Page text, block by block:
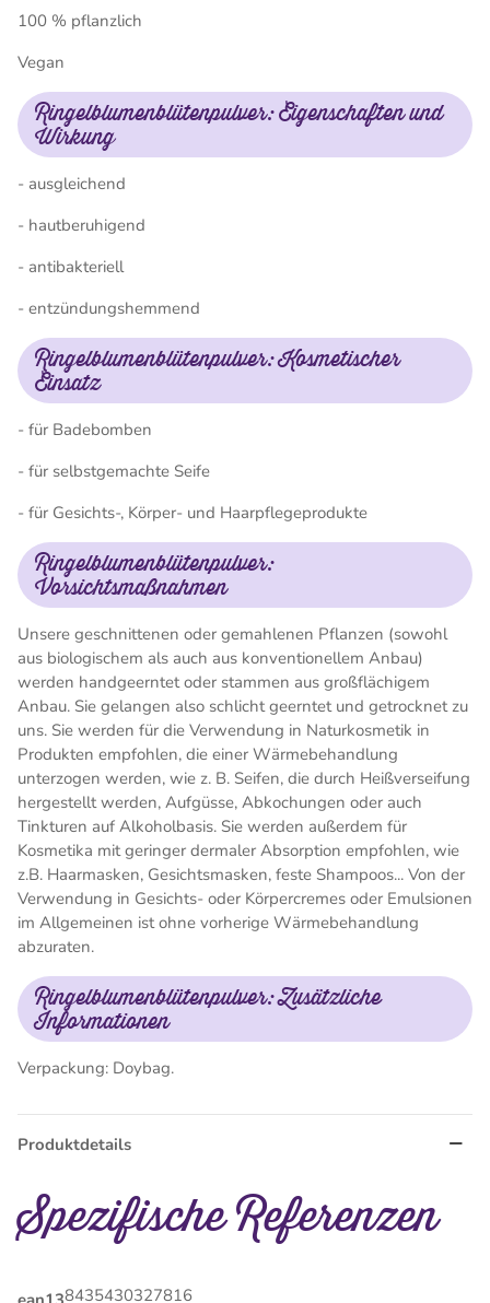
100 % pflanzlich
Vegan
Ringelblumenblütenpulver: Eigenschaften und
Wirkung
- ausgleichend
- hautberuhigend
- antibakteriell
- entzündungshemmend
Ringelblumenblütenpulver: Kosmetischer
Einsatz
- für Badebomben
- für selbstgemachte Seife
- für Gesichts-, Körper- und Haarpflegeprodukte
Ringelblumenblütenpulver:
Vorsichtsmaßnahmen
Unsere geschnittenen oder gemahlenen Pflanzen (sowohl
aus biologischem als auch aus konventionellem Anbau)
werden handgeerntet oder stammen aus großflächigem
Anbau. Sie gelangen also schlicht geerntet und getrocknet zu
uns. Sie werden für die Verwendung in Naturkosmetik in
Produkten empfohlen, die einer Wärmebehandlung
unterzogen werden, wie z. B. Seifen, die durch Heißverseifung
hergestellt werden, Aufgüsse, Abkochungen oder auch
Tinkturen auf Alkoholbasis. Sie werden außerdem für
Kosmetika mit geringer dermaler Absorption empfohlen, wie
z.B. Haarmasken, Gesichtsmasken, feste Shampoos... Von der
Verwendung in Gesichts- oder Körpercremes oder Emulsionen
im Allgemeinen ist ohne vorherige Wärmebehandlung
abzuraten.
Ringelblumenblütenpulver: Zusätzliche
Informationen
Verpackung: Doybag.
Produktdetails
Spezifische Referenzen
8435430327816